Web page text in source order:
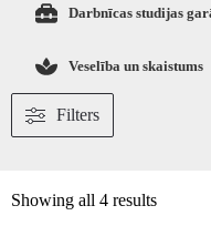
Darbnīcas studijas
Veselība un skaistums
Filters
Showing all 4 results